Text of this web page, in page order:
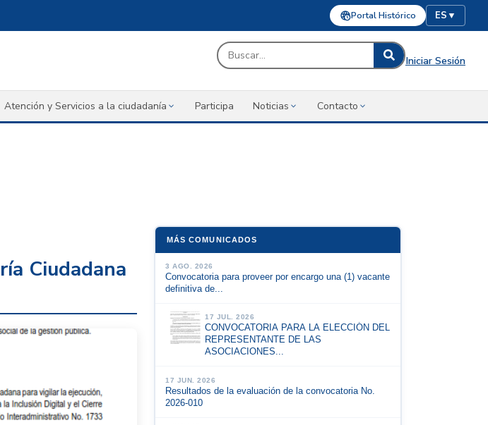
Portal Histórico ES▼
Iniciar Sesión
Atención y Servicios a la ciudadanía Participa Noticias Contacto
Ciudadana
MÁS COMUNICADOS
3 AGO. 2026
Convocatoria para proveer por encargo una (1) vacante
definitiva de...
17 JUL. 2026
CONVOCATORIA PARA LA ELECCIÓN DEL
REPRESENTANTE DE LAS
ASOCIACIONES...
17 JUN. 2026
Resultados de la evaluación de la convocatoria No.
2026-010